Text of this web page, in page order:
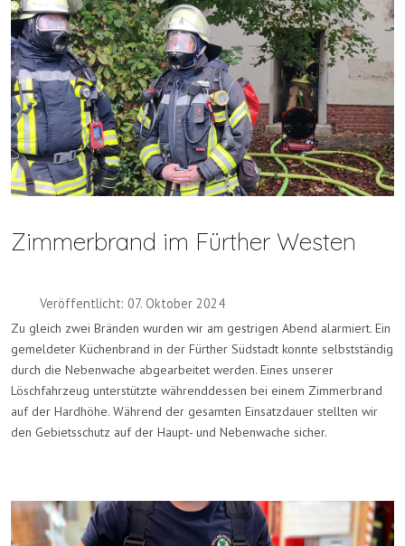
Zimmerbrand im Fürther Westen
Veröffentlicht: 07. Oktober 2024
Zu gleich zwei Bränden wurden wir am gestrigen Abend alarmiert. Ein
gemeldeter Küchenbrand in der Fürther Südstadt konnte selbstständig
durch die Nebenwache abgearbeitet werden. Eines unserer
Löschfahrzeug unterstützte währenddessen bei einem Zimmerbrand
auf der Hardhöhe. Während der gesamten Einsatzdauer stellten wir
den Gebietsschutz auf der Haupt- und Nebenwache sicher.